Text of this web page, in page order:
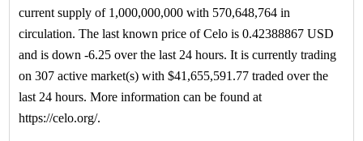
current supply of 1,000,000,000 with 570,648,764 in
circulation. The last known price of Celo is 0.42388867 USD
and is down -6.25 over the last 24 hours. It is currently trading
on 307 active market(s) with $41,655,591.77 traded over the
last 24 hours. More information can be found at
https://celo.org/.